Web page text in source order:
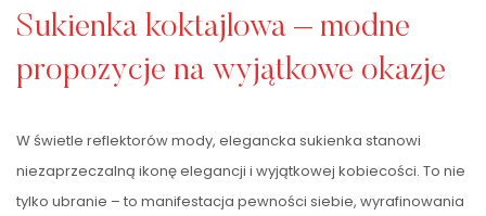
Sukienka koktajlowa – modne
propozycje na wyjątkowe okazje
W świetle reflektorów mody, elegancka sukienka stanowi
niezaprzeczalną ikonę elegancji i wyjątkowej kobiecości. To nie
tylko ubranie – to manifestacja pewności siebie, wyrafinowania